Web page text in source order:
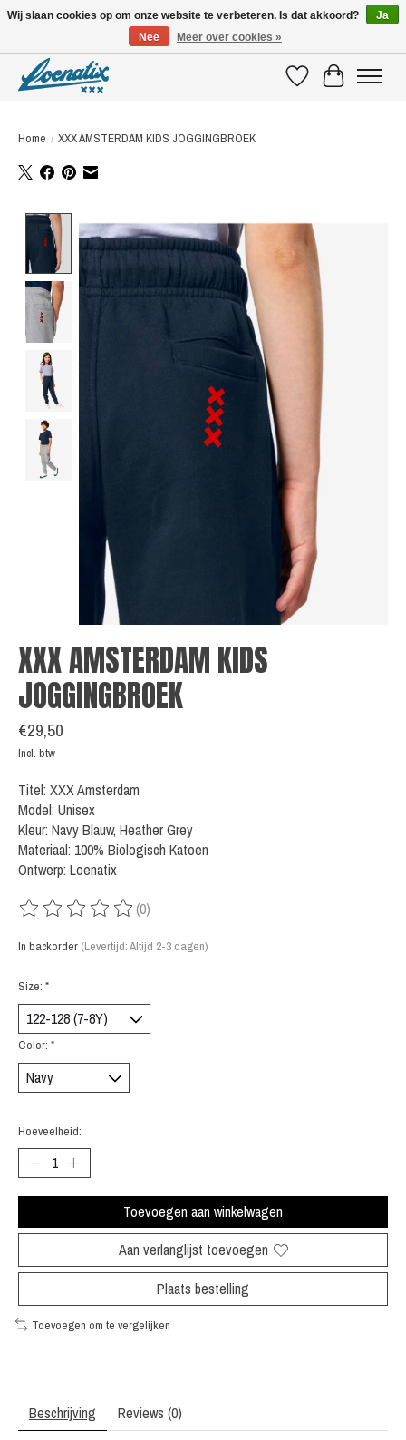
VerlanglijstWinkelwagen
Home / XXX AMSTERDAM KIDS JOGGINGBROEK
Product image slideshow Items
XXX AMSTERDAM KIDS
JOGGINGBROEK
€29,50
Incl. btw
Titel: XXX Amsterdam
Model: Unisex
Kleur: Navy Blauw, Heather Grey
Materiaal: 100% Biologisch Katoen
Ontwerp: Loenatix
De beoordeling van dit product is
(0)
In backorder (Levertijd: Altijd 2-3 dagen)
Size: *
Color: *
Hoeveelheid:
Toevoegen aan winkelwagen
Aan verlanglijst toevoegen
Plaats bestelling
Toevoegen om te vergelijken
Beschrijving Reviews (0)
Wij slaan cookies op om onze website te verbeteren. Is dat akkoord?
Ja
Nee
Meer over cookies »